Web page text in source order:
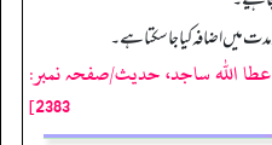
میں اضافہ کیا جا سکتا ہے۔
الله ساجد، حدیث/صفحہ نمبر:
2383]